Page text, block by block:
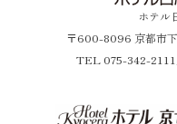
ホテル
〒600-8096 京都市
TEL075-342-2111